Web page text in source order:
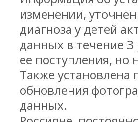
изменении,
диагноза у детей
данных в течение
ее поступления, но
Также установлена
обновления
данных.